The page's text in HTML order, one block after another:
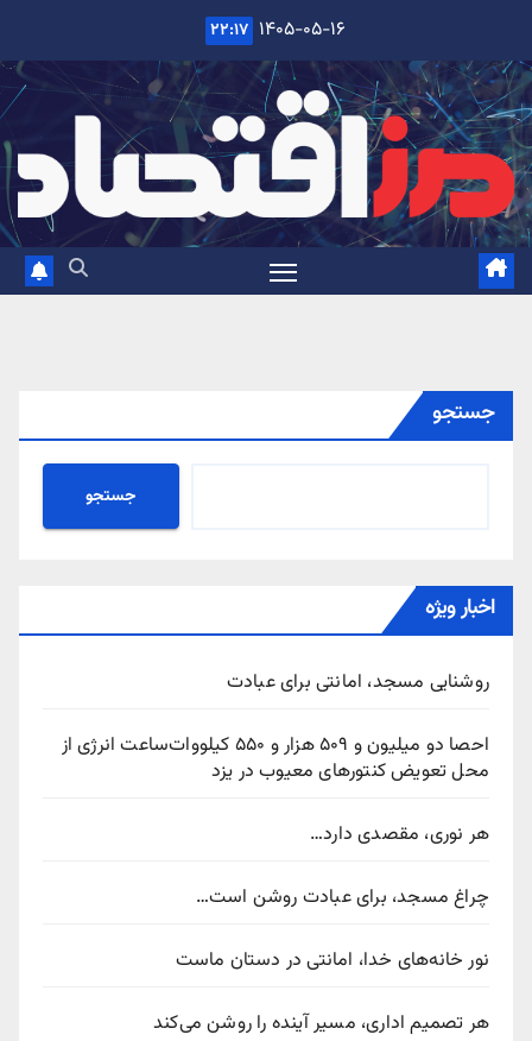
content
۱۴۰۵-۰۵-۱۶ ۲۲:۱۷
جستجو
جستجو
اخبار ویژه
روشنایی مسجد، امانتی برای عبادت
احصا دو میلیون و ۵۰۹ هزار و ۵۵۰ کیلووات‌ساعت انرژی از
محل تعویض کنتورهای معیوب در یزد
هر نوری، مقصدی دارد…
چراغ مسجد، برای عبادت روشن است…
نور خانه‌های خدا، امانتی در دستان ماست
هر تصمیم اداری، مسیر آینده را روشن می‌کند